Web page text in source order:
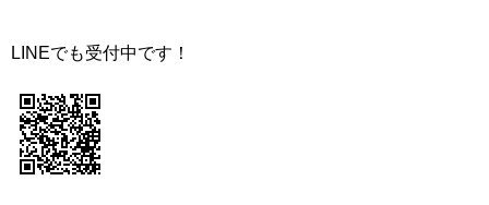
LINEでも受付中です！